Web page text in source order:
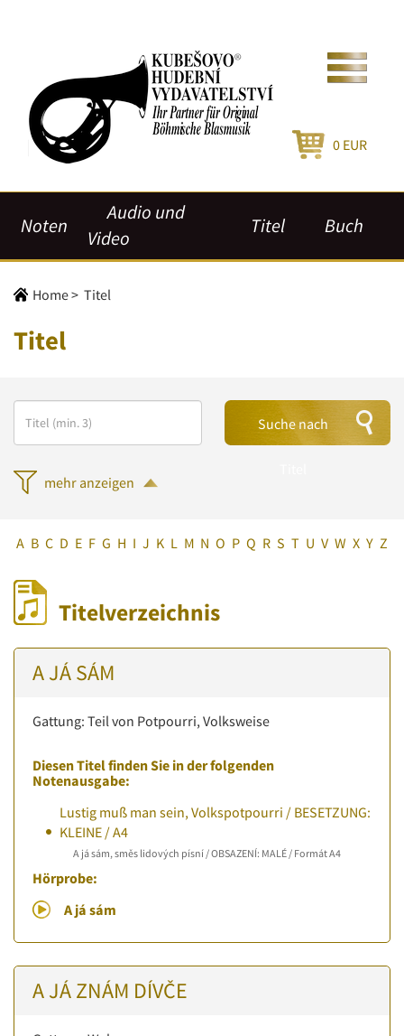
0 EUR
Noten
Audio und
Video
Titel Buch
Home> Titel
Titel
Suche nach
mehr anzeigen
A B C D E F G H I J K L M N O P Q R S T U V W X Y Z
Titelverzeichnis
A JÁ SÁM
Gattung: Teil von Potpourri, Volksweise
Diesen Titel finden Sie in der folgenden
Notenausgabe:
Lustig muß man sein, Volkspotpourri / BESETZUNG:
KLEINE / A4
A já sám, směs lidových písní / OBSAZENÍ: MALÉ / Formát A4
Hörprobe:
A já sám
A JÁ ZNÁM DÍVČE